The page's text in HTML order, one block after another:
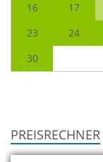
16
17
23
24
30
PREISRECHNER